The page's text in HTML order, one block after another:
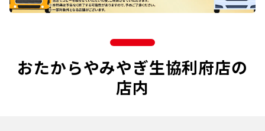
おたからやみやぎ生協利府店の
店内